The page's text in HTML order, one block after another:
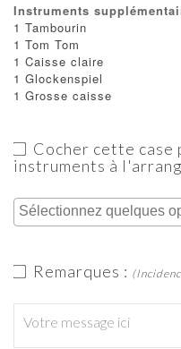
Instruments
1 Tambourin
1 Tom Tom
1 Caisse claire
1 Glockenspiel
1 Grosse caisse
Cocher cette case
instruments à
Remarques :